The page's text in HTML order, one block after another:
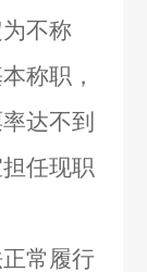
不称
称职，
达不到
任现职
常履行